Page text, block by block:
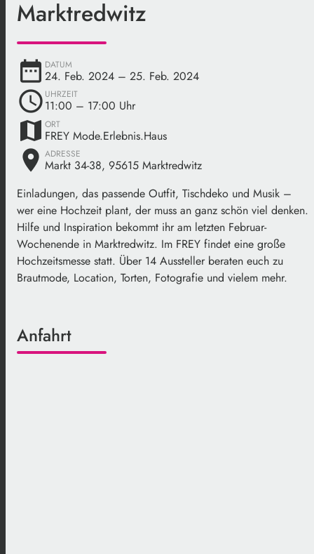
Marktredwitz
date_range DATUM
24. Feb. 2024 – 25. Feb. 2024
schedule UHRZEIT
11:00 – 17:00 Uhr
map ORT
FREY Mode.Erlebnis.Haus
place ADRESSE
Markt 34-38, 95615 Marktredwitz
Einladungen, das passende Outfit, Tischdeko und Musik –
wer eine Hochzeit plant, der muss an ganz schön viel denken.
Hilfe und Inspiration bekommt ihr am letzten Februar-
Wochenende in Marktredwitz. Im FREY findet eine große
Hochzeitsmesse statt. Über 14 Aussteller beraten euch zu
Brautmode, Location, Torten, Fotografie und vielem mehr.
Anfahrt